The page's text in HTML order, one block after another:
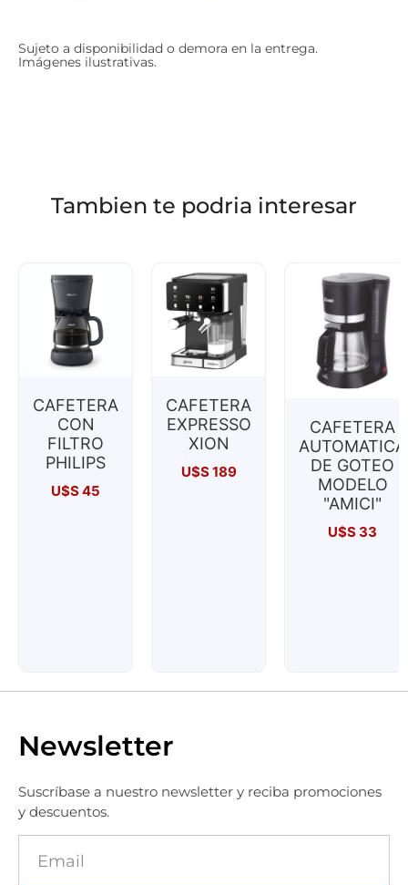
Sujeto a disponibilidad o demora en la entrega.
Imágenes ilustrativas.
Tambien te podria interesar
CAFETERA
CON
FILTRO
PHILIPS
U$S45
CAFETERA
EXPRESSO
XION
U$S189
CAFETERA
AUTOMATICA
DE GOTEO
MODELO
"AMICI"
U$S 33
Newsletter
Suscríbase a nuestro newsletter y reciba promociones
y descuentos.